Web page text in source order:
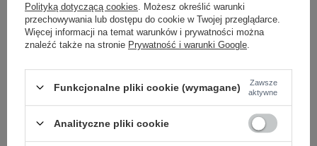
ciemny brązowy
ZALOGUJ SIĘ I ZOBACZ CENĘ
Masz pytanie? Chętnie pomożemy.
Zadzwoń+48 601 547 740 Zadaj pytanie
Polityką dotyczącą cookies . Możesz określić warunki
przechowywania lub dostępu do cookie w Twojej przeglądarce.
Więcej informacji na temat warunków i prywatności można
znaleźć także na stronie Prywatność i warunki Google
Funkcjonalne pliki cookie (wymagane)
Zawsze
aktywne
Analityczne pliki cookie